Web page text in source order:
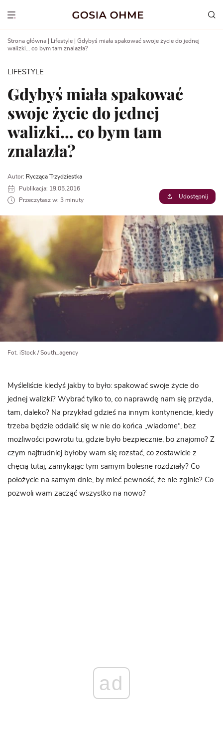
Show menu
Strona główna Lifestyle
Gdybyś miała spakować swoje życie do jednej
walizki… co bym tam znalazła?
LIFESTYLE
Gdybyś miała spakować
swoje życie do jednej
walizki… co bym tam
znalazła?
Autor: Rycząca Trzydziestka
Publikacja: 19.05.2016
Przeczytasz w: 3 minuty
Udostępnij
Fot. iStock / South_agency
Myśleliście kiedyś jakby to było: spakować swoje życie do
jednej walizki? Wybrać tylko to, co naprawdę nam się przyda,
tam, daleko? Na przykład gdzieś na innym kontynencie, kiedy
trzeba będzie oddalić się w nie do końca „wiadome”, bez
możliwości powrotu tu, gdzie było bezpiecznie, bo znajomo? Z
czym najtrudniej byłoby wam się rozstać, co zostawicie z
chęcią tutaj, zamykając tym samym bolesne rozdziały? Co
położycie na samym dnie, by mieć pewność, że nie zginie? Co
pozwoli wam zacząć wszystko na nowo?
ad